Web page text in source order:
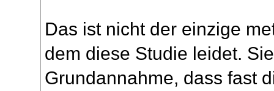
Das ist nicht der einzige
dem diese Studie leidet.
Grundannahme, dass fast